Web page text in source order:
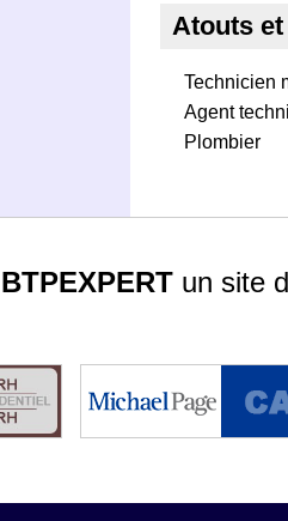
Atouts
Technicien
Agent
Plombier
BTPEXPERTun site